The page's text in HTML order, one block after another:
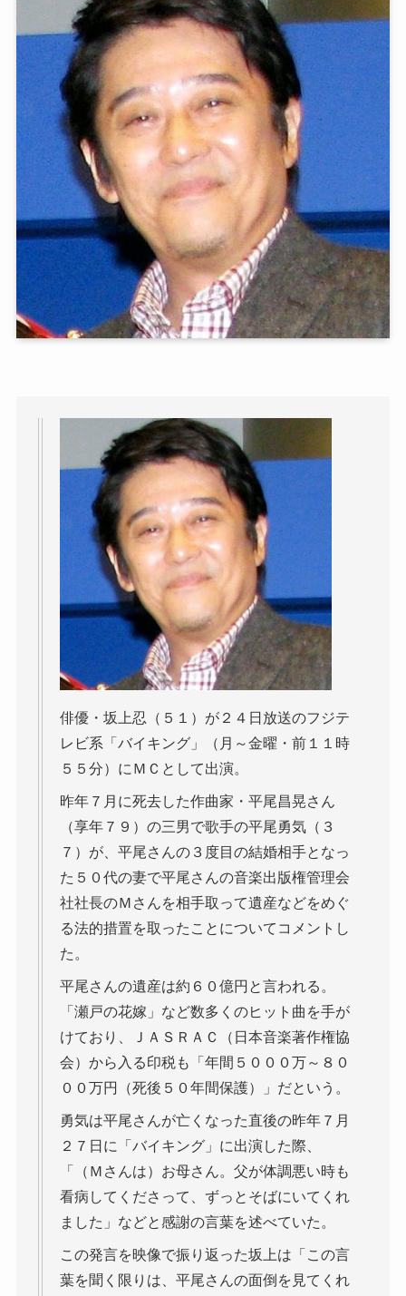
俳優・坂上忍（５１）が２４日放送のフジテ
レビ系「バイキング」（月～金曜・前１１時
５５分）にＭＣとして出演。
昨年７月に死去した作曲家・平尾昌晃さん
（享年７９）の三男で歌手の平尾勇気（３
７）が、平尾さんの３度目の結婚相手となっ
た５０代の妻で平尾さんの音楽出版権管理会
社社長のＭさんを相手取って遺産などをめぐ
る法的措置を取ったことについてコメントし
た。
平尾さんの遺産は約６０億円と言われる。
「瀬戸の花嫁」など数多くのヒット曲を手が
けており、ＪＡＳＲＡＣ（日本音楽著作権協
会）から入る印税も「年間５０００万～８０
００万円（死後５０年間保護）」だという。
勇気は平尾さんが亡くなった直後の昨年７月
２７日に「バイキング」に出演した際、
「（Ｍさんは）お母さん。父が体調悪い時も
看病してくださって、ずっとそばにいてくれ
ました」などと感謝の言葉を述べていた。
この発言を映像で振り返った坂上は「この言
葉を聞く限りは、平尾さんの面倒を見てくれ